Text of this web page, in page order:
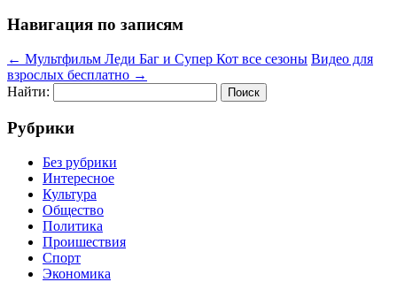
Навигация по записям
← Мультфильм Леди Баг и Супер Кот все сезоны Видео для
взрослых бесплатно →
Найти:
Рубрики
Без рубрики
Интересное
Культура
Общество
Политика
Проишествия
Спорт
Экономика